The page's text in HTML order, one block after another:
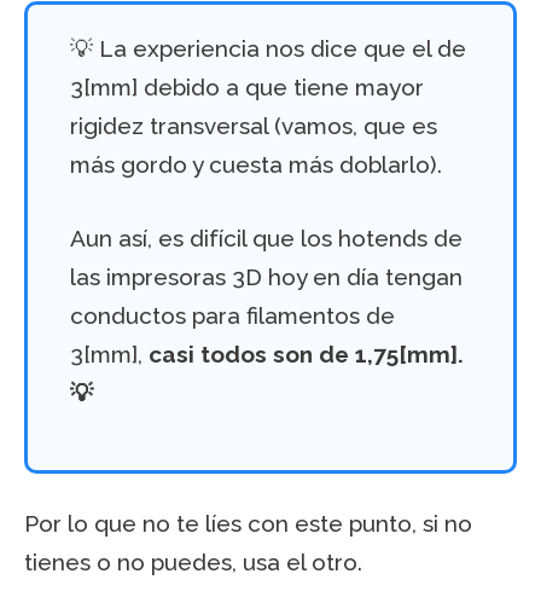
💡 La experiencia nos dice que el de
3[mm] debido a que tiene mayor
rigidez transversal (vamos, que es
más gordo y cuesta más doblarlo).
Aun así, es difícil que los hotends de
las impresoras 3D hoy en día tengan
conductos para filamentos de
3[mm], casi todos son de 1,75[mm].
💡
Por lo que no te líes con este punto, si no
tienes o no puedes, usa el otro.